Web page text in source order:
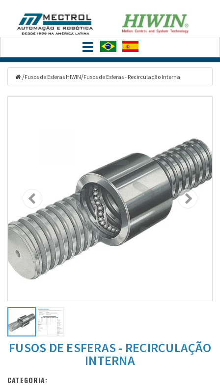
Toggle
navigation
/Fusos de Esferas HIWIN/Fusos de Esferas - Recirculação Interna
FUSOS DE ESFERAS - RECIRCULAÇÃO
INTERNA
CATEGORIA:
Filtrar
Categorias